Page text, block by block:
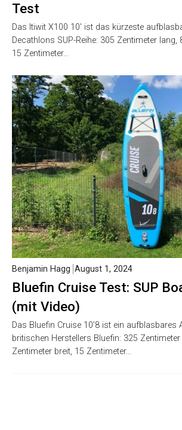
Test
Das Itiwit X100 10′ ist das kürzeste
Decathlons SUP-Reihe: 305 Zentimeter lang,
15 Zentimeter…
Bluefin Cruise Test: SUP
(mit Video)
Benjamin Hagg August 1, 2024
Das Bluefin Cruise 10’8 ist ein aufblasbares
britischen Herstellers Bluefin: 325 Zentimeter
Zentimeter breit, 15 Zentimeter…